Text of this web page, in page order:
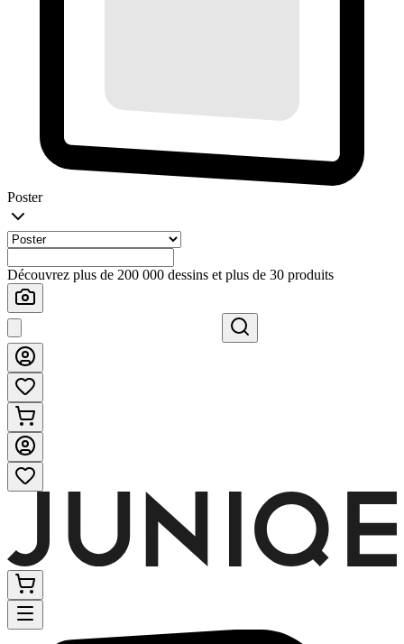
Poster
Découvrez plus de 200 000 dessins et plus de 30 produits